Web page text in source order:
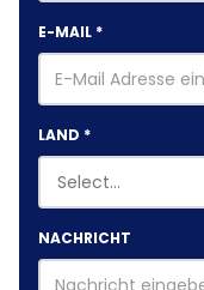
E-MAIL *
LAND *
NACHRICHT